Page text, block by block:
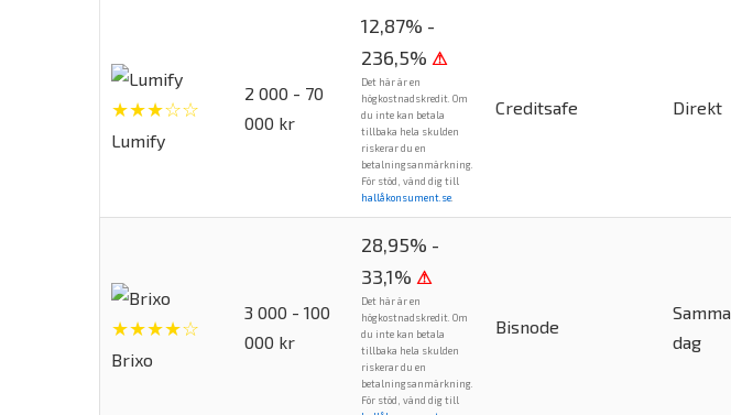
★★★☆☆
Lumify
2 000 - 70
000 kr
12,87% -
236,5% ⚠
Det här är en
högkostnadskredit. Om
du inte kan betala
tillbaka hela skulden
riskerar du en
betalningsanmärkning.
För stöd, vänd dig till
hallåkonsument.se
Creditsafe Direkt
★★★★☆
Brixo
3 000 - 100
000 kr
28,95% -
33,1% ⚠
Det här är en
högkostnadskredit. Om
du inte kan betala
tillbaka hela skulden
riskerar du en
betalningsanmärkning.
För stöd, vänd dig till
Bisnode
Samma
dag